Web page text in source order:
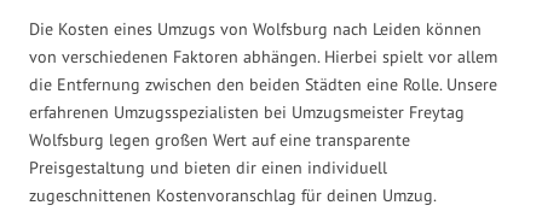
Die Kosten eines Umzugs von Wolfsburg nach Leiden können
von verschiedenen Faktoren abhängen. Hierbei spielt vor allem
die Entfernung zwischen den beiden Städten eine Rolle. Unsere
erfahrenen Umzugsspezialisten bei Umzugsmeister Freytag
Wolfsburg legen großen Wert auf eine transparente
Preisgestaltung und bieten dir einen individuell
zugeschnittenen Kostenvoranschlag für deinen Umzug.